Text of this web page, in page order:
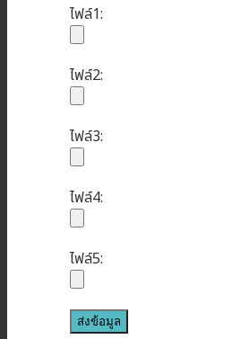
ไฟล์1:
ไฟล์2:
ไฟล์3:
ไฟล์4:
ไฟล์5: